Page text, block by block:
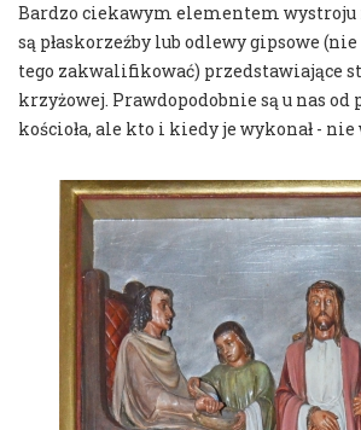
Bardzo ciekawym elementem wystroju
są płaskorzeźby lub odlewy gipsowe
tego zakwalifikować) przedstawiające
krzyżowej. Prawdopodobnie są u nas
kościoła, ale kto i kiedy je wykonał -